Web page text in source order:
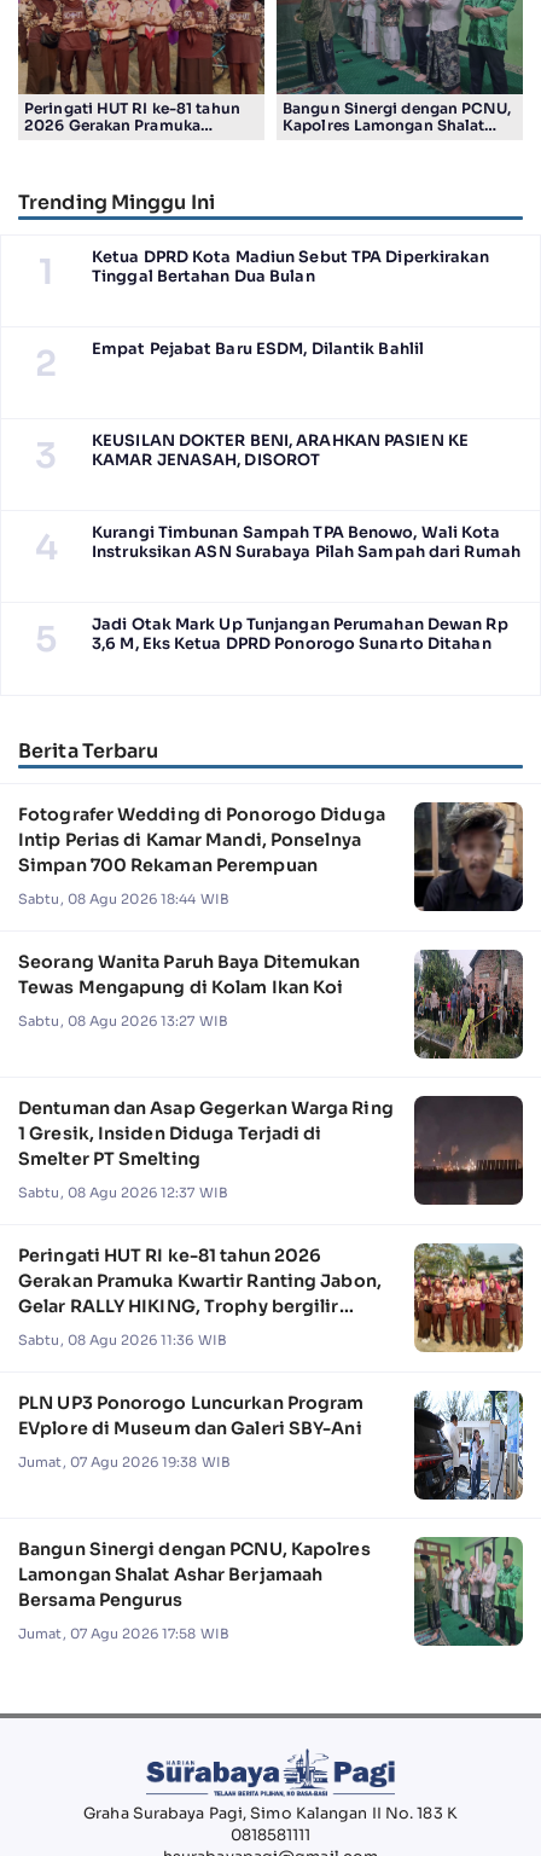
Peringati HUT RI ke-81 tahun
2026 Gerakan Pramuka
Bangun Sinergi dengan PCNU,
Kapolres Lamongan Shalat
Trending Minggu Ini
1
Ketua DPRD Kota Madiun Sebut TPA Diperkirakan
Tinggal Bertahan Dua Bulan
2 Empat Pejabat Baru ESDM, Dilantik Bahlil
3
KEUSILAN DOKTER BENI, ARAHKAN PASIEN KE
KAMAR JENASAH, DISOROT
4
Kurangi Timbunan Sampah TPA Benowo, Wali Kota
Instruksikan ASN Surabaya Pilah Sampah dari Rumah
5
Jadi Otak Mark Up Tunjangan Perumahan Dewan Rp
3,6 M, Eks Ketua DPRD Ponorogo Sunarto Ditahan
Berita Terbaru
Fotografer Wedding di Ponorogo Diduga
Intip Perias di Kamar Mandi, Ponselnya
Simpan 700 Rekaman Perempuan
Sabtu, 08 Agu 2026 18:44 WIB
Seorang Wanita Paruh Baya Ditemukan
Tewas Mengapung di Kolam Ikan Koi
Sabtu, 08 Agu 2026 13:27 WIB
Dentuman dan Asap Gegerkan Warga Ring
1 Gresik, Insiden Diduga Terjadi di
Smelter PT Smelting
Sabtu, 08 Agu 2026 12:37 WIB
Peringati HUT RI ke-81 tahun 2026
Gerakan Pramuka Kwartir Ranting Jabon,
Gelar RALLY HIKING, Trophy bergilir
Camat Jabon
Sabtu, 08 Agu 2026 11:36 WIB
PLN UP3 Ponorogo Luncurkan Program
EVplore di Museum dan Galeri SBY-Ani
Jumat, 07 Agu 2026 19:38 WIB
Bangun Sinergi dengan PCNU, Kapolres
Lamongan Shalat Ashar Berjamaah
Bersama Pengurus
Jumat, 07 Agu 2026 17:58 WIB
Graha Surabaya Pagi, Simo Kalangan II No. 183 K
0818581111